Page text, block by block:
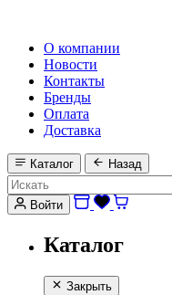
О компании
Новости
Контакты
Бренды
Оплата
Доставка
Каталог Назад
Войти
Каталог
Закрыть